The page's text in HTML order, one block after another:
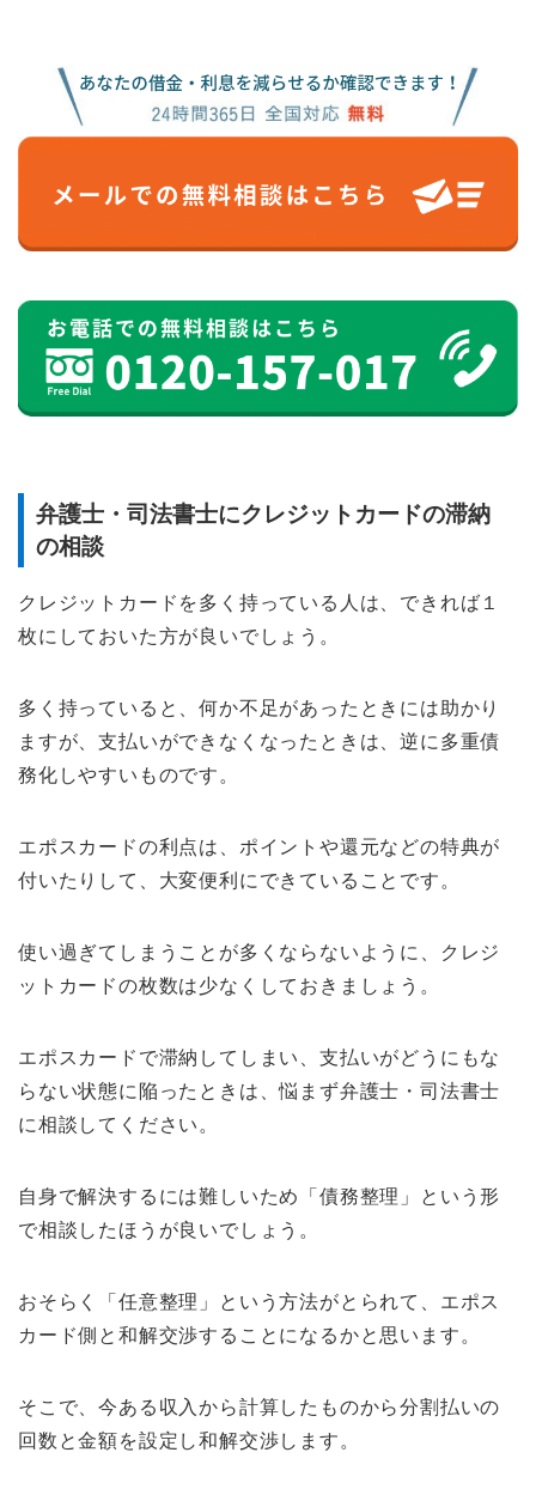
弁護士・司法書士にクレジットカードの滞納
の相談
クレジットカードを多く持っている人は、できれば１
枚にしておいた方が良いでしょう。
多く持っていると、何か不足があったときには助かり
ますが、支払いができなくなったときは、逆に多重債
務化しやすいものです。
エポスカードの利点は、ポイントや還元などの特典が
付いたりして、大変便利にできていることです。
使い過ぎてしまうことが多くならないように、クレジ
ットカードの枚数は少なくしておきましょう。
エポスカードで滞納してしまい、支払いがどうにもな
らない状態に陥ったときは、悩まず弁護士・司法書士
に相談してください。
自身で解決するには難しいため「債務整理」という形
で相談したほうが良いでしょう。
おそらく「任意整理」という方法がとられて、エポス
カード側と和解交渉することになるかと思います。
そこで、今ある収入から計算したものから分割払いの
回数と金額を設定し和解交渉します。